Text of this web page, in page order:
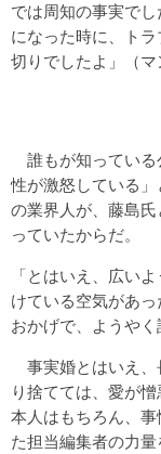
では周知の事実で
になった時に、ト
切りでしたよ」（マ
誰もが知っている
性が激怒している
の業界人が、藤島
っていたからだ。
「とはいえ、広い
けている空気があ
おかげで、ようやく
事実婚とはいえ、
り捨てては、愛が
本人はもちろん、
た担当編集者の力量